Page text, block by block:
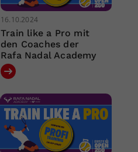
16.10.2024
Train like a Pro mit
den Coaches der
Rafa Nadal Academy